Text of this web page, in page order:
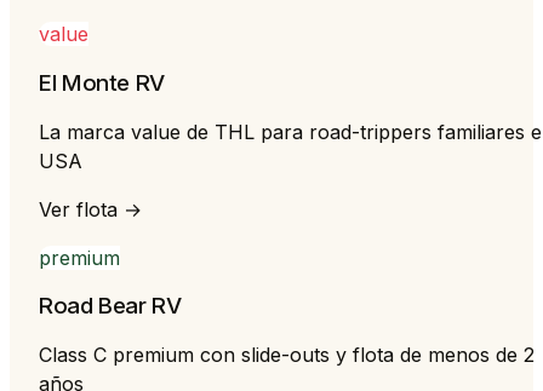
value
El Monte RV
La marca value de THL para road-trippers familiares
USA
Ver flota →
premium
Road Bear RV
Class C premium con slide-outs y flota de menos de 2
años